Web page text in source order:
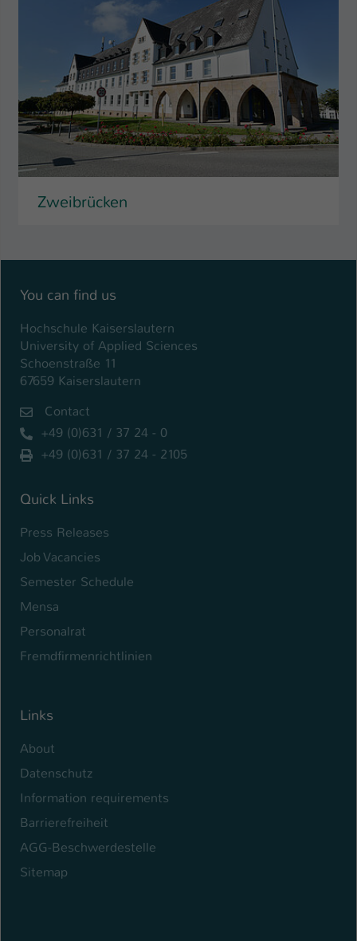
Zweibrücken
You can find us
Hochschule Kaiserslautern
University of Applied Sciences
Schoenstraße 11
67659 Kaiserslautern
Contact
+49 (0)631 / 37 24 - 0
+49 (0)631 / 37 24 - 2105
Quick Links
Press Releases
Job Vacancies
Semester Schedule
Mensa
Personalrat
Fremdfirmenrichtlinien
Links
About
Datenschutz
Information requirements
Barrierefreiheit
AGG-Beschwerdestelle
Sitemap